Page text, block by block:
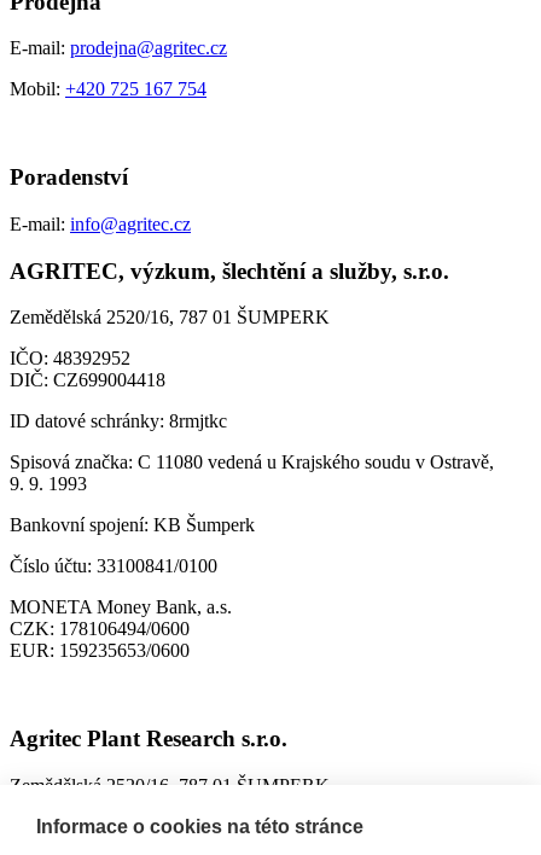
E-mail: prodejna@agritec.cz
Mobil: +420 725 167 754
Poradenství
E-mail: info@agritec.cz
AGRITEC, výzkum, šlechtění a služby, s.r.o.
Zemědělská 2520/16, 787 01 ŠUMPERK
IČO: 48392952
DIČ: CZ699004418
ID datové schránky: 8rmjtkc
Spisová značka: C 11080 vedená u Krajského soudu v Ostravě,
9. 9. 1993
Bankovní spojení: KB Šumperk
Číslo účtu: 33100841/0100
MONETA Money Bank, a.s.
CZK: 178106494/0600
EUR: 159235653/0600
Agritec Plant Research s.r.o.
Zemědělská 2520/16, 787 01 ŠUMPERK
IČO:26784246
Informace o cookies na této stránce